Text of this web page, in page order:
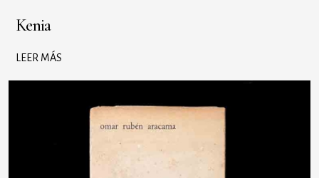
Kenia
LEER MÁS